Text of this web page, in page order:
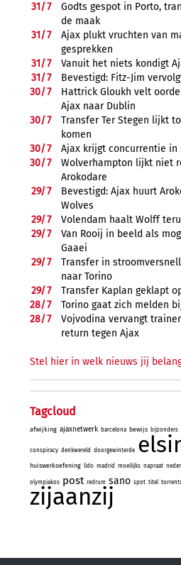
31/7
Godts gespot in Porto,
de maak
31/7
Ajax plukt vruchten van
gesprekken
31/7
Vanuit het niets kondigt
31/7
Bevestigd: Fitz-Jim
30/7
Hattrick Gloukh velt
Ajax naar Dublin
30/7
Transfer Ter Stegen lijkt
komen
30/7
Ajax krijgt concurrentie in
30/7
Wolverhampton lijkt niet
Arokodare
29/7
Bevestigd: Ajax huurt
Wolves
29/7
Volendam haalt Wolff
29/7
Van Rooij in beeld als
Gaaei
29/7
Transfer in
naar Torino
29/7
Transfer Kaplan geklapt
28/7
Torino gaat zich melden
28/7
Vojvodina vervangt
return tegen Ajax
Stel hier in welk nieuws jij
Tagcloud
afwijking ajaxnetwerk barcelona bewijs bijzonders
conspiracy denkwereld doorgewinterde
huiswerkoefening lido madrid moeilijks napraat
olympiakos post redrum sano spot titel
zijaanzij